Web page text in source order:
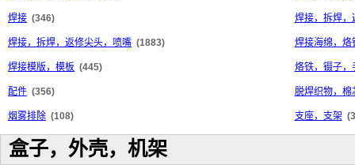
焊接 (346) 焊接，拆焊，
焊接，拆焊，返修尖头，喷嘴 (1883) 焊接海绵，烙
焊接模版，模板 (445) 烙铁，镊子，
配件 (356) 脱焊织物，棉
烟雾排除 (108) 支座，支架
盒子，外壳，机架